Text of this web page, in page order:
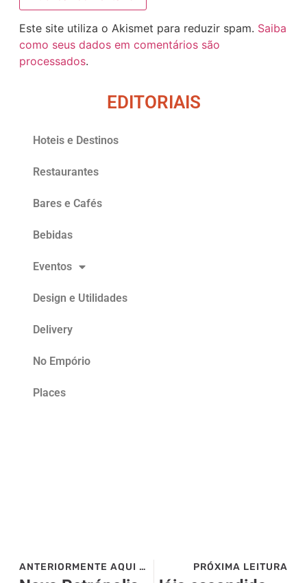
Este site utiliza o Akismet para reduzir spam. Saiba
como seus dados em comentários são
processados.
EDITORIAIS
Hoteis e Destinos
Restaurantes
Bares e Cafés
Bebidas
Eventos
Design e Utilidades
Delivery
No Empório
Places
ANTERIORMENTE AQUI NO SITE>>> PRÓXIMA LEITURA